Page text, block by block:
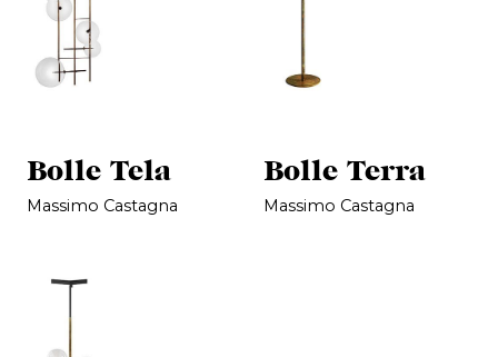
Bolle Tela
Massimo Castagna
Bolle Terra
Massimo Castagna